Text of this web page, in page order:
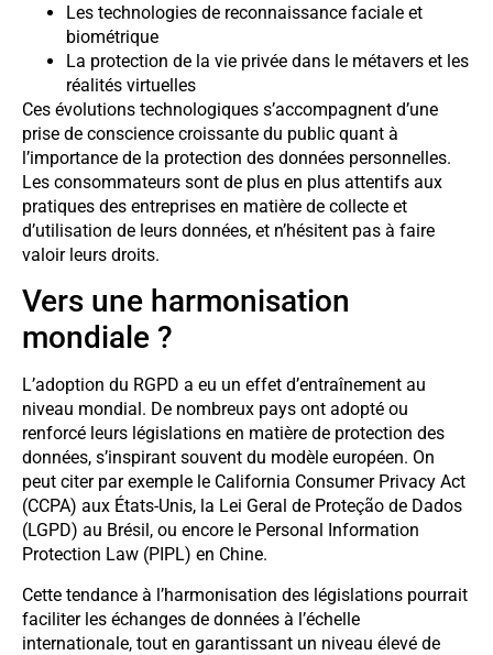
Les technologies de reconnaissance faciale et
biométrique
La protection de la vie privée dans le métavers et les
réalités virtuelles
Ces évolutions technologiques s’accompagnent d’une
prise de conscience croissante du public quant à
l’importance de la protection des données personnelles.
Les consommateurs sont de plus en plus attentifs aux
pratiques des entreprises en matière de collecte et
d’utilisation de leurs données, et n’hésitent pas à faire
valoir leurs droits.
Vers une harmonisation
mondiale ?
L’adoption du RGPD a eu un effet d’entraînement au
niveau mondial. De nombreux pays ont adopté ou
renforcé leurs législations en matière de protection des
données, s’inspirant souvent du modèle européen. On
peut citer par exemple le California Consumer Privacy Act
(CCPA) aux États-Unis, la Lei Geral de Proteção de Dados
(LGPD) au Brésil, ou encore le Personal Information
Protection Law (PIPL) en Chine.
Cette tendance à l’harmonisation des législations pourrait
faciliter les échanges de données à l’échelle
internationale, tout en garantissant un niveau élevé de